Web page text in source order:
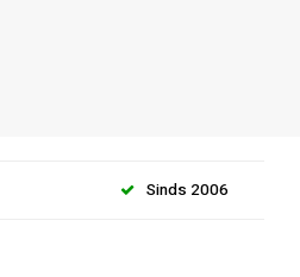
Sinds 2006